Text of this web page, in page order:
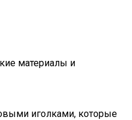
материалы и
иголками, которые